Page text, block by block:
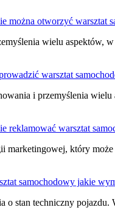
można otworzyć warsztat
wielu aspektów,
warsztat
i przemyślenia
reklamować warsztat
marketingowej, który
samochodowy jakie
o stan techniczny